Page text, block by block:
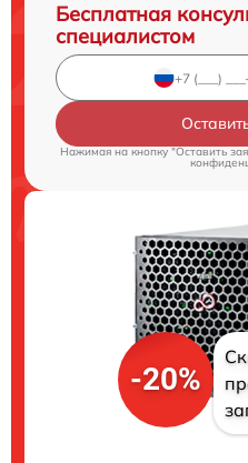
Бесплатная
специалистом
Нажимая на кнопку "Оставить
-20%